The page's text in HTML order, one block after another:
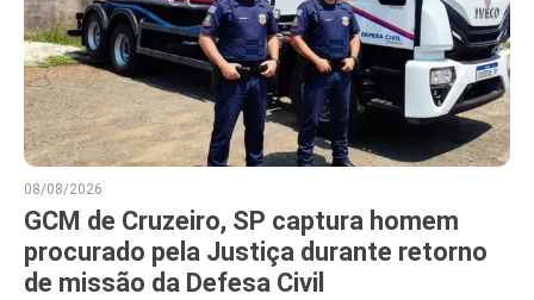
08/08/2026
GCM de Cruzeiro, SP captura homem
procurado pela Justiça durante retorno
de missão da Defesa Civil